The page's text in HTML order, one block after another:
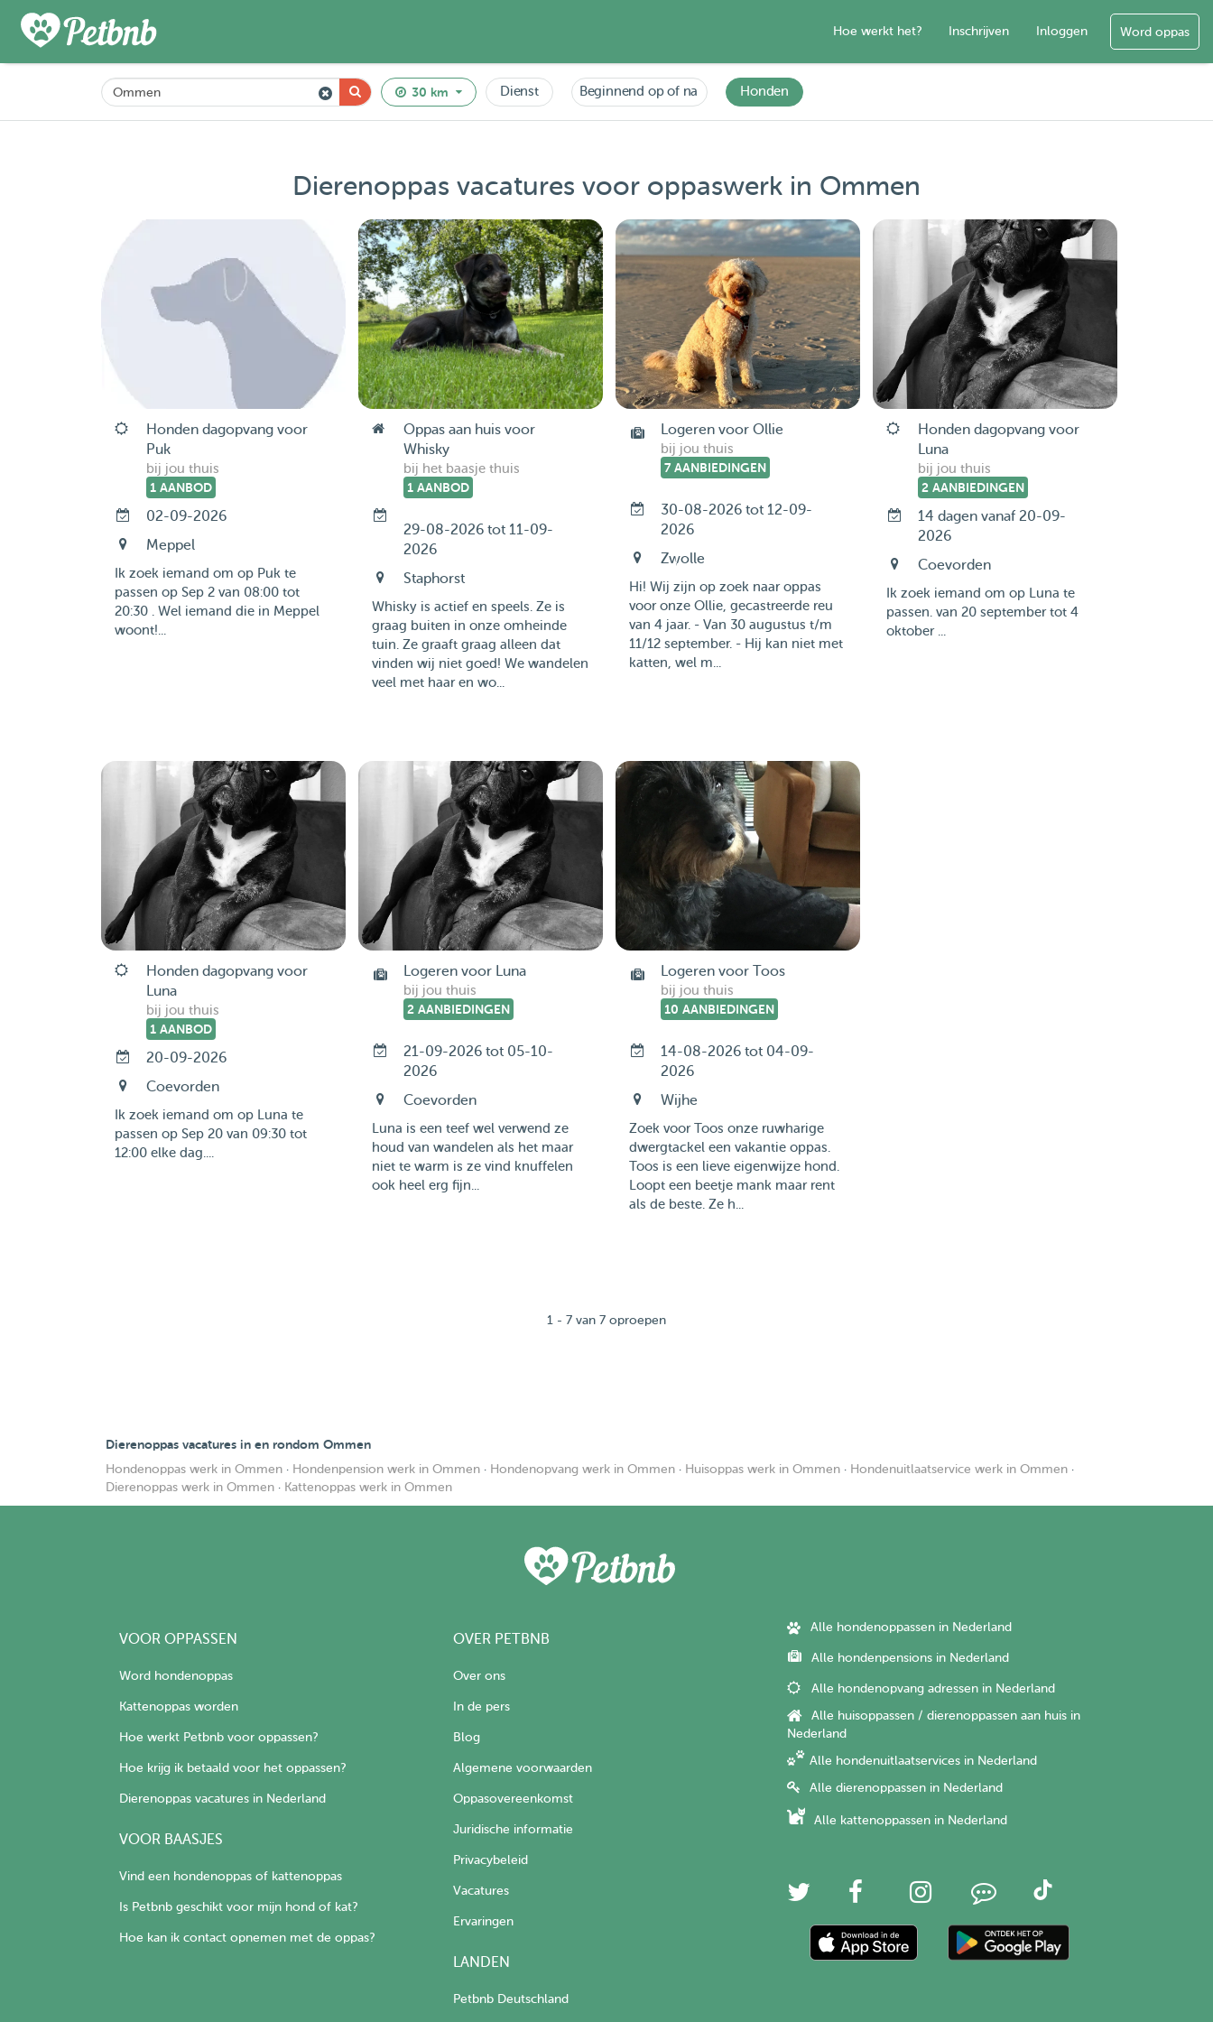
Hoe werkt het? Inschrijven Inloggen Word oppas
30 km Dienst Beginnend op of na Honden
Dierenoppas vacatures voor oppaswerk in Ommen
Honden dagopvang voor
Puk
bij jou thuis
1 AANBOD
02-09-2026
Meppel
Ik zoek iemand om op Puk te
passen op Sep 2 van 08:00 tot
20:30 . Wel iemand die in Meppel
woont!...
Oppas aan huis voor
Whisky
bij het baasje thuis
1 AANBOD
29-08-2026 tot 11-09-
2026
Staphorst
Whisky is actief en speels. Ze is
graag buiten in onze omheinde
tuin. Ze graaft graag alleen dat
vinden wij niet goed! We wandelen
veel met haar en wo...
Logeren voor Ollie
bij jou thuis
7 AANBIEDINGEN
30-08-2026 tot 12-09-
2026
Zwolle
Hi! Wij zijn op zoek naar oppas
voor onze Ollie, gecastreerde reu
van 4 jaar. - Van 30 augustus t/m
11/12 september. - Hij kan niet met
katten, wel m...
Honden dagopvang voor
Luna
bij jou thuis
2 AANBIEDINGEN
14 dagen vanaf 20-09-
2026
Coevorden
Ik zoek iemand om op Luna te
passen. van 20 september tot 4
oktober ...
Honden dagopvang voor
Luna
bij jou thuis
1 AANBOD
20-09-2026
Coevorden
Ik zoek iemand om op Luna te
passen op Sep 20 van 09:30 tot
12:00 elke dag....
Logeren voor Luna
bij jou thuis
2 AANBIEDINGEN
21-09-2026 tot 05-10-
2026
Coevorden
Luna is een teef wel verwend ze
houd van wandelen als het maar
niet te warm is ze vind knuffelen
ook heel erg fijn...
Logeren voor Toos
bij jou thuis
10 AANBIEDINGEN
14-08-2026 tot 04-09-
2026
Wijhe
Zoek voor Toos onze ruwharige
dwergtackel een vakantie oppas.
Toos is een lieve eigenwijze hond.
Loopt een beetje mank maar rent
als de beste. Ze h...
1 - 7 van 7 oproepen
Dierenoppas vacatures in en rondom Ommen
Hondenoppas werk in Ommen · Hondenpension werk in Ommen · Hondenopvang werk in Ommen · Huisoppas werk in Ommen · Hondenuitlaatservice werk in Ommen ·
Dierenoppas werk in Ommen · Kattenoppas werk in Ommen
VOOR OPPASSEN
Word hondenoppas
Kattenoppas worden
Hoe werkt Petbnb voor oppassen?
Hoe krijg ik betaald voor het oppassen?
Dierenoppas vacatures in Nederland
VOOR BAASJES
Vind een hondenoppas of kattenoppas
Is Petbnb geschikt voor mijn hond of kat?
Hoe kan ik contact opnemen met de oppas?
OVER PETBNB
Over ons
In de pers
Blog
Algemene voorwaarden
Oppasovereenkomst
Juridische informatie
Privacybeleid
Vacatures
Ervaringen
LANDEN
Petbnb Deutschland
Alle hondenoppassen in Nederland
Alle hondenpensions in Nederland
Alle hondenopvang adressen in Nederland
Alle huisoppassen / dierenoppassen aan huis in
Nederland
Alle hondenuitlaatservices in Nederland
Alle dierenoppassen in Nederland
Alle kattenoppassen in Nederland